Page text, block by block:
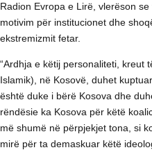
Radion Evropa e Lirë, vlerëson
motivim për institucionet dhe
ekstremizmit fetar.
“Ardhja e këtij personaliteti, kreut
Islamik), në Kosovë, duhet
është duke i bërë Kosova dhe
rëndësie ka Kosova për këtë
më shumë në përpjekjet tona, si
mirë për ta demaskuar këtë